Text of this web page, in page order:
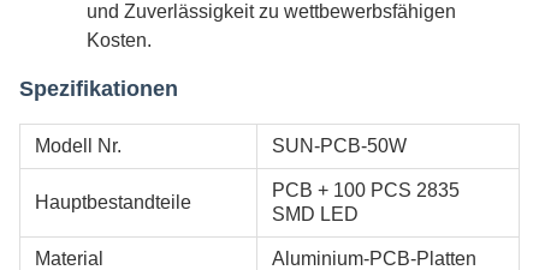
und Zuverlässigkeit zu wettbewerbsfähigen
Kosten.
Spezifikationen
Modell Nr. SUN-PCB-50W
Hauptbestandteile
PCB + 100 PCS 2835
SMD LED
Material Aluminium-PCB-Platten